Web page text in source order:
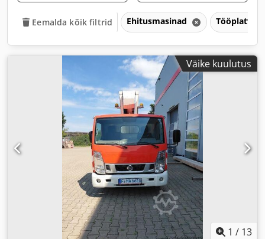
Eemalda kõik filtrid Ehitusmasinad
Väike kuulutus
1 / 13